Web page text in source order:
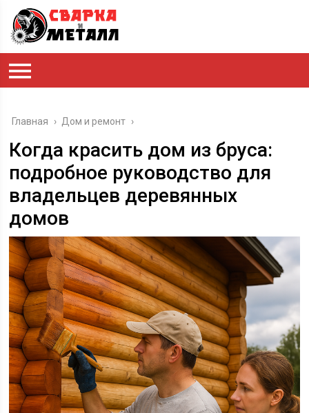
Главная › Дом и ремонт ›
Когда красить дом из бруса:
подробное руководство для
владельцев деревянных
домов